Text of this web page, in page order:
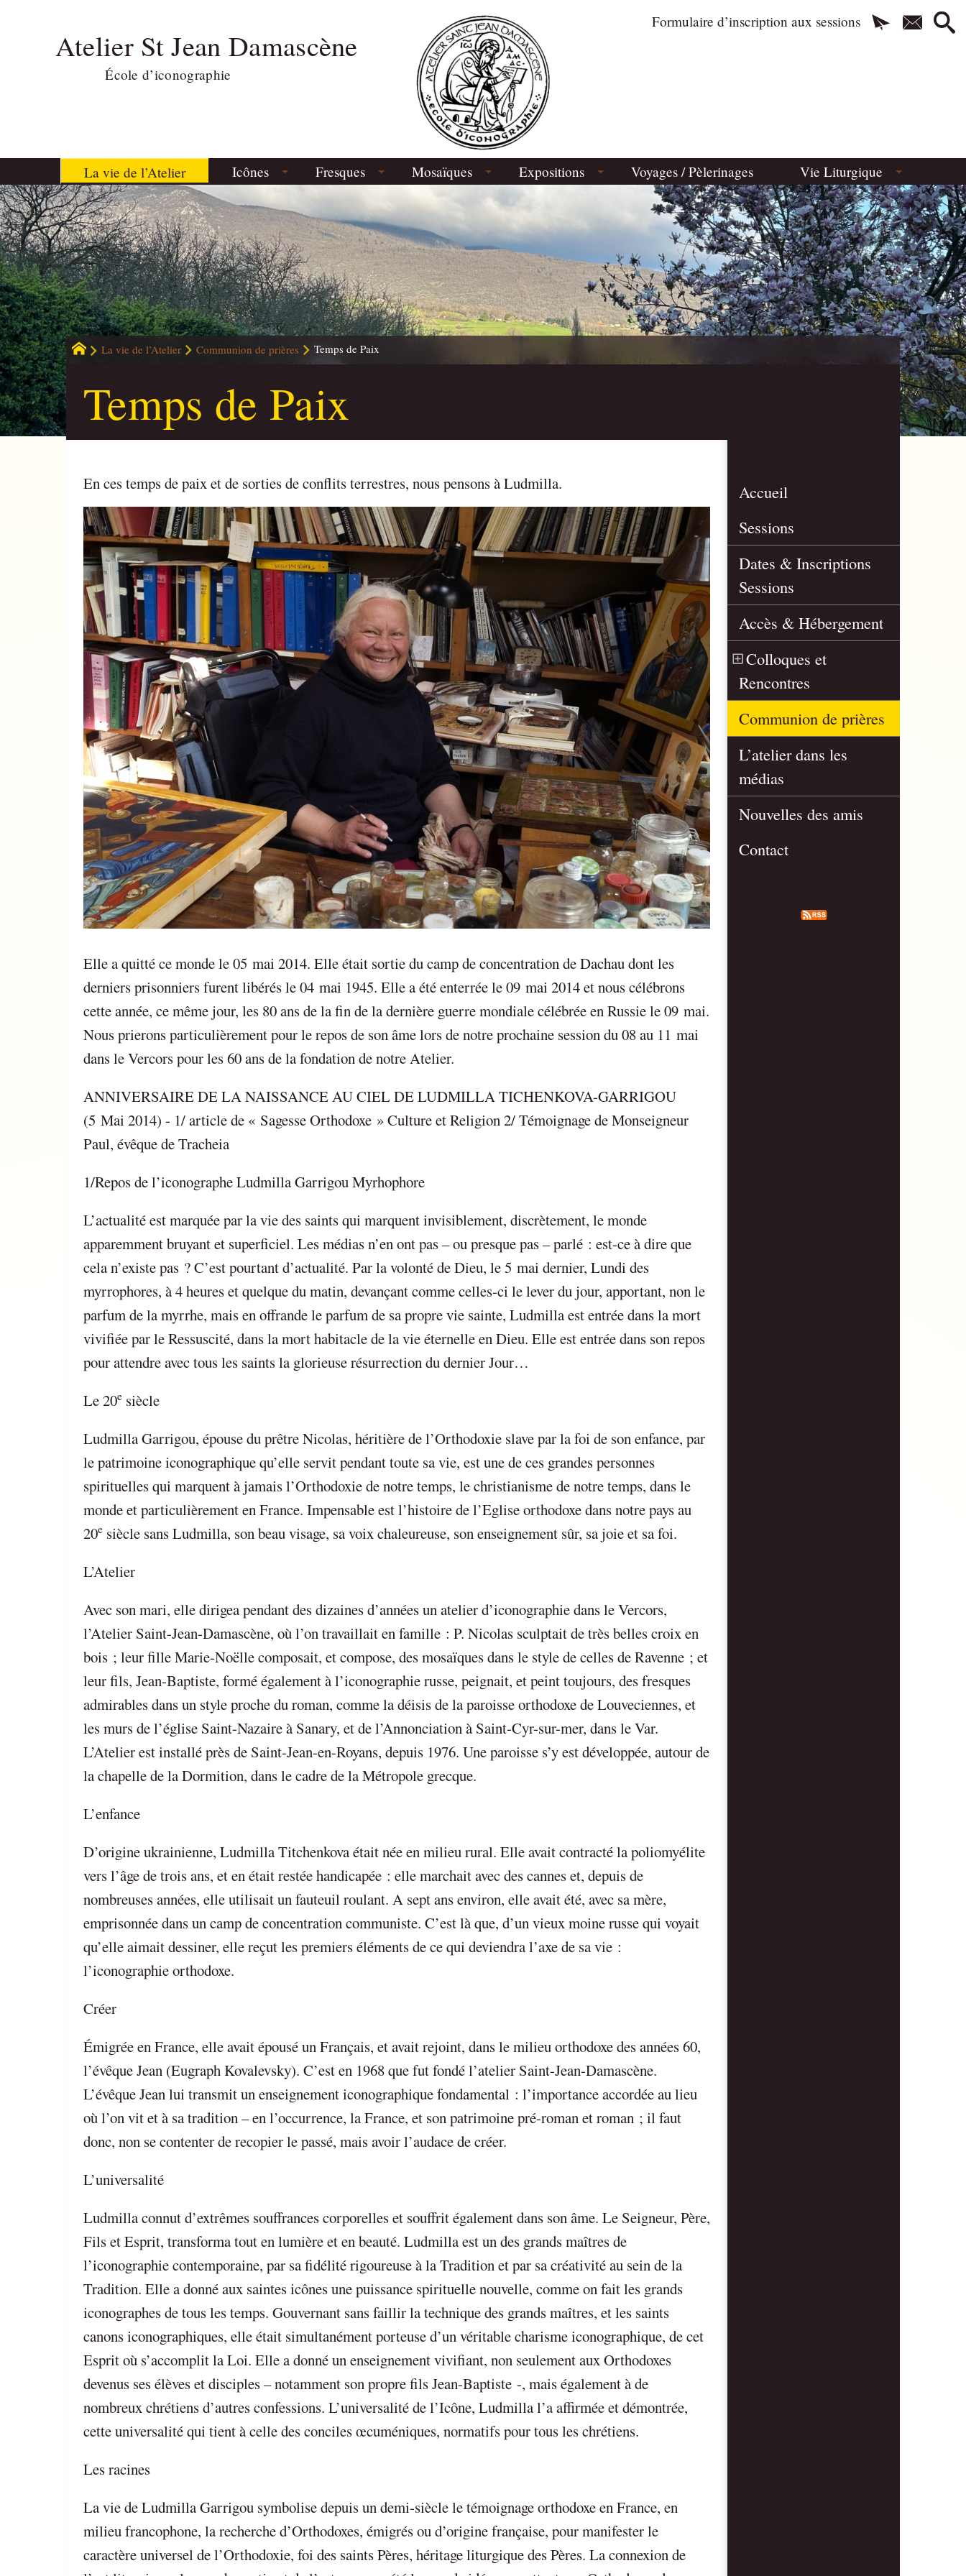
Formulaire d’inscription aux sessions
Atelier St Jean Damascène
École d’iconographie
La vie de l’Atelier Icônes Fresques Mosaïques Expositions Voyages / Pèlerinages Vie Liturgique
La vie de l’Atelier Communion de prières Temps de Paix
Temps de Paix
En ces temps de paix et de sorties de conflits terrestres, nous pensons à Ludmilla.
Elle a quitté ce monde le 05 mai 2014. Elle était sortie du camp de concentration de Dachau dont les
derniers prisonniers furent libérés le 04 mai 1945. Elle a été enterrée le 09 mai 2014 et nous célébrons
cette année, ce même jour, les 80 ans de la fin de la dernière guerre mondiale célébrée en Russie le 09 mai.
Nous prierons particulièrement pour le repos de son âme lors de notre prochaine session du 08 au 11 mai
dans le Vercors pour les 60 ans de la fondation de notre Atelier.
ANNIVERSAIRE DE LA NAISSANCE AU CIEL DE LUDMILLA TICHENKOVA-GARRIGOU
(5 Mai 2014) - 1/ article de « Sagesse Orthodoxe » Culture et Religion 2/ Témoignage de Monseigneur
Paul, évêque de Tracheia
1/Repos de l’iconographe Ludmilla Garrigou Myrhophore
L’actualité est marquée par la vie des saints qui marquent invisiblement, discrètement, le monde
apparemment bruyant et superficiel. Les médias n’en ont pas – ou presque pas – parlé : est-ce à dire que
cela n’existe pas ? C’est pourtant d’actualité. Par la volonté de Dieu, le 5 mai dernier, Lundi des
myrrophores, à 4 heures et quelque du matin, devançant comme celles-ci le lever du jour, apportant, non le
parfum de la myrrhe, mais en offrande le parfum de sa propre vie sainte, Ludmilla est entrée dans la mort
vivifiée par le Ressuscité, dans la mort habitacle de la vie éternelle en Dieu. Elle est entrée dans son repos
pour attendre avec tous les saints la glorieuse résurrection du dernier Jour…
Le 20e siècle
Ludmilla Garrigou, épouse du prêtre Nicolas, héritière de l’Orthodoxie slave par la foi de son enfance, par
le patrimoine iconographique qu’elle servit pendant toute sa vie, est une de ces grandes personnes
spirituelles qui marquent à jamais l’Orthodoxie de notre temps, le christianisme de notre temps, dans le
monde et particulièrement en France. Impensable est l’histoire de l’Eglise orthodoxe dans notre pays au
20e siècle sans Ludmilla, son beau visage, sa voix chaleureuse, son enseignement sûr, sa joie et sa foi.
L’Atelier
Avec son mari, elle dirigea pendant des dizaines d’années un atelier d’iconographie dans le Vercors,
l’Atelier Saint-Jean-Damascène, où l’on travaillait en famille : P. Nicolas sculptait de très belles croix en
bois ; leur fille Marie-Noëlle composait, et compose, des mosaïques dans le style de celles de Ravenne ; et
leur fils, Jean-Baptiste, formé également à l’iconographie russe, peignait, et peint toujours, des fresques
admirables dans un style proche du roman, comme la déisis de la paroisse orthodoxe de Louveciennes, et
les murs de l’église Saint-Nazaire à Sanary, et de l’Annonciation à Saint-Cyr-sur-mer, dans le Var.
L’Atelier est installé près de Saint-Jean-en-Royans, depuis 1976. Une paroisse s’y est développée, autour de
la chapelle de la Dormition, dans le cadre de la Métropole grecque.
L’enfance
D’origine ukrainienne, Ludmilla Titchenkova était née en milieu rural. Elle avait contracté la poliomyélite
vers l’âge de trois ans, et en était restée handicapée : elle marchait avec des cannes et, depuis de
nombreuses années, elle utilisait un fauteuil roulant. A sept ans environ, elle avait été, avec sa mère,
emprisonnée dans un camp de concentration communiste. C’est là que, d’un vieux moine russe qui voyait
qu’elle aimait dessiner, elle reçut les premiers éléments de ce qui deviendra l’axe de sa vie :
l’iconographie orthodoxe.
Créer
Émigrée en France, elle avait épousé un Français, et avait rejoint, dans le milieu orthodoxe des années 60,
l’évêque Jean (Eugraph Kovalevsky). C’est en 1968 que fut fondé l’atelier Saint-Jean-Damascène.
L’évêque Jean lui transmit un enseignement iconographique fondamental : l’importance accordée au lieu
où l’on vit et à sa tradition – en l’occurrence, la France, et son patrimoine pré-roman et roman ; il faut
donc, non se contenter de recopier le passé, mais avoir l’audace de créer.
L’universalité
Ludmilla connut d’extrêmes souffrances corporelles et souffrit également dans son âme. Le Seigneur, Père,
Fils et Esprit, transforma tout en lumière et en beauté. Ludmilla est un des grands maîtres de
l’iconographie contemporaine, par sa fidélité rigoureuse à la Tradition et par sa créativité au sein de la
Tradition. Elle a donné aux saintes icônes une puissance spirituelle nouvelle, comme on fait les grands
iconographes de tous les temps. Gouvernant sans faillir la technique des grands maîtres, et les saints
canons iconographiques, elle était simultanément porteuse d’un véritable charisme iconographique, de cet
Esprit où s’accomplit la Loi. Elle a donné un enseignement vivifiant, non seulement aux Orthodoxes
devenus ses élèves et disciples – notamment son propre fils Jean-Baptiste -, mais également à de
nombreux chrétiens d’autres confessions. L’universalité de l’Icône, Ludmilla l’a affirmée et démontrée,
cette universalité qui tient à celle des conciles œcuméniques, normatifs pour tous les chrétiens.
Les racines
La vie de Ludmilla Garrigou symbolise depuis un demi-siècle le témoignage orthodoxe en France, en
milieu francophone, la recherche d’Orthodoxes, émigrés ou d’origine française, pour manifester le
caractère universel de l’Orthodoxie, foi des saints Pères, héritage liturgique des Pères. La connexion de
Accueil
Sessions
Dates & Inscriptions
Sessions
Accès & Hébergement
Colloques et
Rencontres
Communion de prières
L’atelier dans les
médias
Nouvelles des amis
Contact